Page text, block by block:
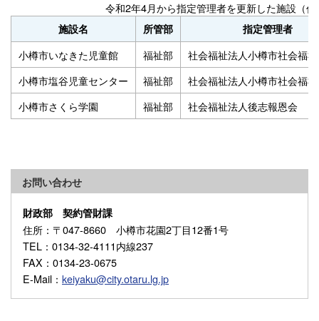
令和2年4月から指定管理者を更新した施設（
施設名 所管部 指定管理者
小樽市いなきた児童館 福祉部
社会福祉法人小樽市社会福
小樽市塩谷児童センター
福祉部
社会福祉法人小樽市社会福
小樽市さくら学園
福祉部 社会福祉法人後志報恩会
お問い合わせ
財政部 契約管財課
住所 ：〒047-8660 小樽市花園2丁目12番1号
TEL ：0134-32-4111内線237
FAX ：0134-23-0675
E-Mail ： keiyaku@city.otaru.lg.jp